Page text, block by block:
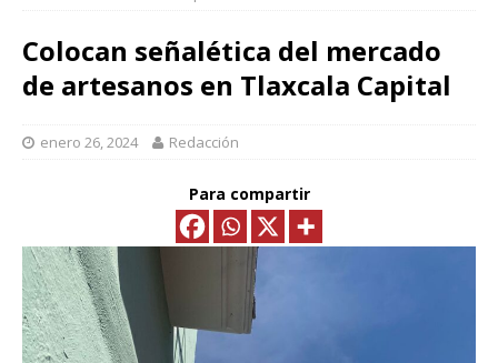
Colocan señalética del mercado
de artesanos en Tlaxcala Capital
enero 26, 2024 Redacción
Para compartir